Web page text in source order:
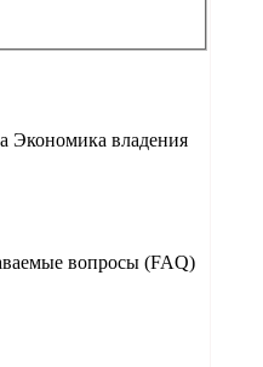
Экономика владения
вопросы (FAQ)